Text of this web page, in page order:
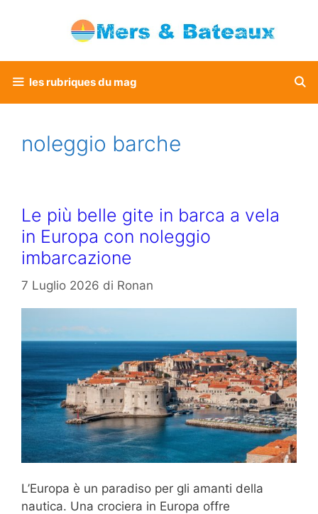
les rubriques du mag
noleggio barche
Le più belle gite in barca a vela
in Europa con noleggio
imbarcazione
7 Luglio 2026 di Ronan
L’Europa è un paradiso per gli amanti della
nautica. Una crociera in Europa offre